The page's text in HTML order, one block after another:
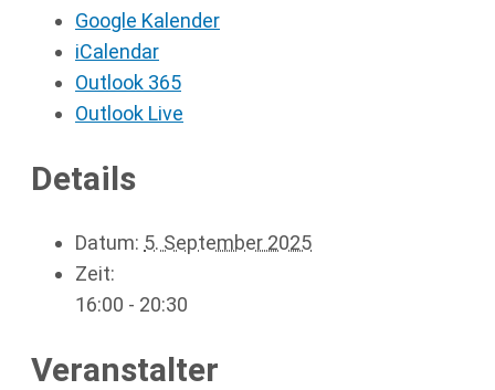
Google Kalender
iCalendar
Outlook 365
Outlook Live
Details
Datum: 5. September 2025
Zeit:
16:00 - 20:30
Veranstalter